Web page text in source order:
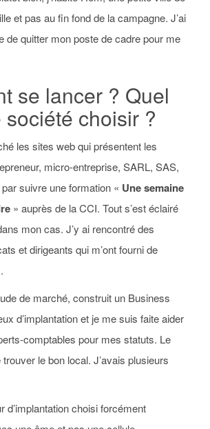
et pas au fin fond de la campagne. J’ai
de quitter mon poste de cadre pour me
se lancer ? Quel
société choisir ?
les sites web qui présentent les
micro-entreprise, SARL, SAS,
suivre une formation « Une semaine
» auprès de la CCI. Tout s’est éclairé
mon cas. J’y ai rencontré des
et dirigeants qui m’ont fourni de
de marché, construit un Business
d’implantation et je me suis faite aider
comptables pour mes statuts. Le
le bon local. J’avais plusieurs
d’implantation choisi forcément